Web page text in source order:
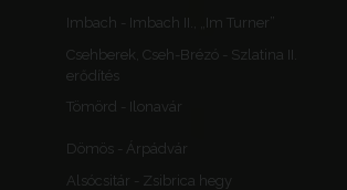
Imbach - Imbach II., „Im Turner”
Csehberek, Cseh-Brézó - Szlatina II.
erődítés
Tömörd - Ilonavár
Dömös - Árpádvár
Alsócsitár - Zsibrica hegy